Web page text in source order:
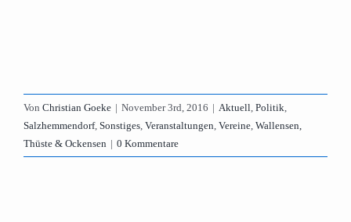
Von Christian Goeke | November 3rd, 2016 | Aktuell, Politik,
Salzhemmendorf, Sonstiges, Veranstaltungen, Vereine, Wallensen,
Thüste & Ockensen | 0 Kommentare